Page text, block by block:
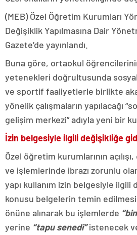
(MEB) Özel Öğretim Kurumları
Değişiklik Yapılmasına Dair
Gazete’de yayınlandı.
Buna göre, ortaokul
yetenekleri doğrultusunda
ve sportif faaliyetlerle birlikte
yönelik çalışmaların yapılacağı
gelişim merkezi” adıyla yeni bir
İzin belgesiyle ilgili değişikliğe
Özel öğretim kurumlarının
ve işlemlerinde ibrazı zorunlu
yapı kullanım izin belgesiyle
konusu belgelerin temin
önüne alınarak bu işlemlerde
yerine “tapu senedi”istenecek